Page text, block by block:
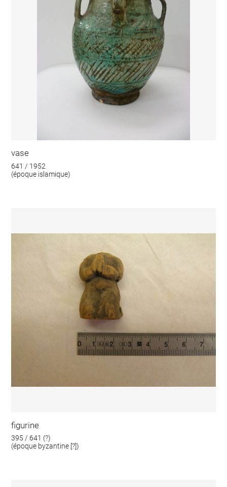
vase
641 / 1952
(époque islamique)
figurine
395 / 641 (?)
(époque byzantine [?])